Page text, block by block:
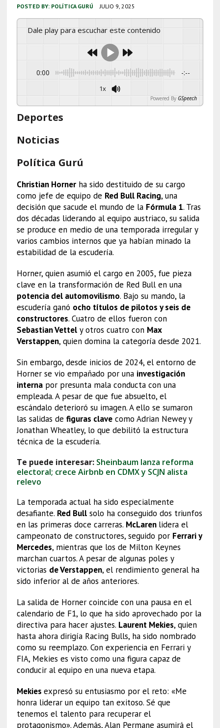
POSTED BY: POLÍTICA GURÚ JULIO 9, 2025
Dale play para escuchar este contenido
0:00 -:--
1x
Powered By GSpeech
Deportes
Noticias
Política Gurú
Christian Hornerha sido destituido de su cargo
como jefe de equipo de Red Bull Racing, una
decisión que sacude el mundo de la Fórmula 1. Tras
dos décadas liderando al equipo austriaco, su salida
se produce en medio de una temporada irregular y
varios cambios internos que ya habían minado la
estabilidad de la escudería.
Horner, quien asumió el cargo en 2005, fue pieza
clave en la transformación de Red Bull en una
potencia del automovilismo. Bajo su mando, la
escudería ganó ocho títulos de pilotos y seis de
constructores. Cuatro de ellos fueron con
Sebastian Vettely otros cuatro con Max
Verstappen, quien domina la categoría desde 2021.
Sin embargo, desde inicios de 2024, el entorno de
Horner se vio empañado por una investigación
internapor presunta mala conducta con una
empleada. A pesar de que fue absuelto, el
escándalo deterioró su imagen. A ello se sumaron
las salidas de figuras clavecomo Adrian Newey y
Jonathan Wheatley, lo que debilitó la estructura
técnica de la escudería.
Te puede interesar: Sheinbaum lanza reforma
electoral; crece Airbnb en CDMX y SCJN alista
relevo
La temporada actual ha sido especialmente
desafiante. Red Bullsolo ha conseguido dos triunfos
en las primeras doce carreras. McLaren lidera el
campeonato de constructores, seguido por Ferrari y
Mercedes, mientras que los de Milton Keynes
marchan cuartos. A pesar de algunas poles y
victorias de Verstappen, el rendimiento general ha
sido inferior al de años anteriores.
La salida de Horner coincide con una pausa en el
calendario de F1, lo que ha sido aprovechado por la
directiva para hacer ajustes. Laurent Mekies, quien
hasta ahora dirigía Racing Bulls, ha sido nombrado
como su reemplazo. Con experiencia en Ferrari y
FIA, Mekies es visto como una figura capaz de
conducir al equipo en una nueva etapa.
Mekies expresó su entusiasmo por el reto: «Me
honra liderar un equipo tan exitoso. Sé que
tenemos el talento para recuperar el
protagonismo». Además, Alan Permane asumirá el